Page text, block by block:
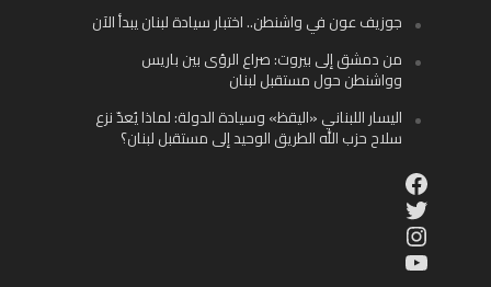
جوزيف عون في واشنطن.. اختبار سيادة لبنان يبدأ الآن
من دمشق إلى بيروت: صراع الرؤى بين باريس
وواشنطن حول مستقبل لبنان
اليسار اللبناني «اليقظ» وسيادة الدولة: لماذا يُعدّ نزع
سلاح حزب الله الطريق الوحيد إلى مستقبل لبنان؟
Facebook
Twitter
Instagram
YouTube